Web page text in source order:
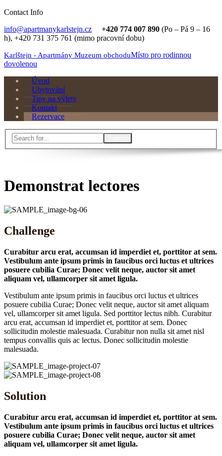
Skip
navigation
Contact Info
info@apartmanykarlstejn.cz
+420 774 007 890 (Po – Pá 9 – 16
h), +420 731 375 761 (mimo pracovní dobu)
Karlštejn - Apartmány Muzeum obchoduMísto pro rodinnou
dovolenou
Skip
content
Úvod
Ubytování
Tipy na výlety
Kontakt
Rezervace
MenuSearch
for:
Demonstrat lectores
Challenge
Curabitur arcu erat, accumsan id imperdiet et, porttitor at sem.
Vestibulum ante ipsum primis in faucibus orci luctus et ultrices
posuere cubilia Curae; Donec velit neque, auctor sit amet
aliquam vel, ullamcorper sit amet ligula.
Vestibulum ante ipsum primis in faucibus orci luctus et ultrices
posuere cubilia Curae; Donec velit neque, auctor sit amet aliquam
vel, ullamcorper sit amet ligula. Sed porttitor lectus nibh. Curabitur
arcu erat, accumsan id imperdiet et, porttitor at sem. Donec
sollicitudin molestie malesuada. Curabitur non nulla sit amet nisl
tempus convallis quis ac lectus. Donec sollicitudin molestie
malesuada.
Solution
Curabitur arcu erat, accumsan id imperdiet et, porttitor at sem.
Vestibulum ante ipsum primis in faucibus orci luctus et ultrices
posuere cubilia Curae; Donec velit neque, auctor sit amet
aliquam vel, ullamcorper sit amet ligula.